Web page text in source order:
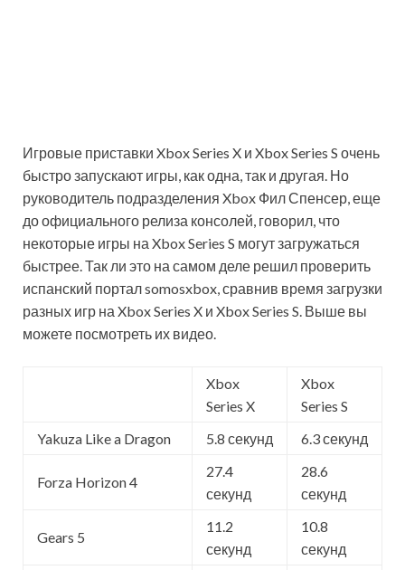
Игровые приставки Xbox Series X и Xbox Series S очень
быстро запускают игры, как одна, так и другая. Но
руководитель подразделения Xbox Фил Спенсер, еще
до официального релиза консолей, говорил, что
некоторые игры на Xbox Series S могут загружаться
быстрее. Так ли это на самом деле решил проверить
испанский портал somosxbox, сравнив время загрузки
разных игр на Xbox Series X и Xbox Series S. Выше вы
можете посмотреть их видео.
Xbox
Series X
Xbox
Series S
Yakuza Like a Dragon
5.8 секунд 6.3 секунд
Forza Horizon 4
27.4
секунд
28.6
секунд
Gears 5
11.2
секунд
10.8
секунд